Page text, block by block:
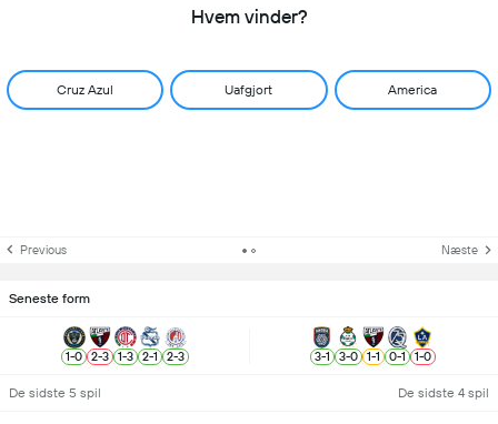
Hvem vinder?
Cruz Azul Uafgjort America
Previous Næste
Seneste form
1-0 2-3 1-3 2-1 2-3 3-1 3-0 1-1 0-1 1-0
De sidste 5 spil De sidste 4 spil